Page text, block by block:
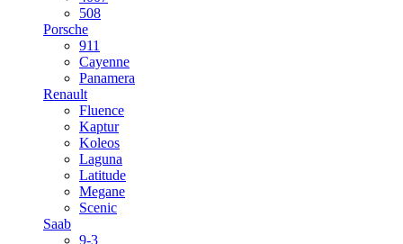
508
Porsche
911
Cayenne
Panamera
Renault
Fluence
Kaptur
Koleos
Laguna
Latitude
Megane
Scenic
Saab
9-3